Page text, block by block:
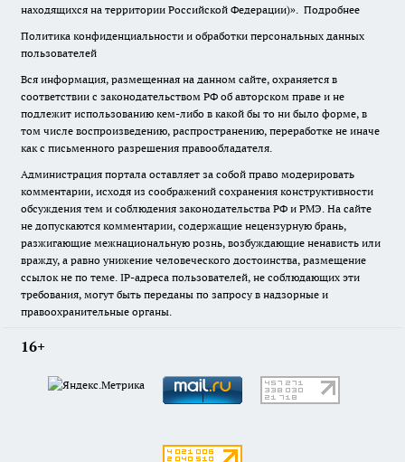
находящихся на территории Российской Федерации)». Подробнее
Политика конфиденциальности и обработки персональных данных
пользователей
Вся информация, размещенная на данном сайте, охраняется в
соответствии с законодательством РФ об авторском праве и не
подлежит использованию кем-либо в какой бы то ни было форме, в
том числе воспроизведению, распространению, переработке не иначе
как с письменного разрешения правообладателя.
Администрация портала оставляет за собой право модерировать
комментарии, исходя из соображений сохранения конструктивности
обсуждения тем и соблюдения законодательства РФ и РМЭ. На сайте
не допускаются комментарии, содержащие нецензурную брань,
разжигающие межнациональную рознь, возбуждающие ненависть или
вражду, а равно унижение человеческого достоинства, размещение
ссылок не по теме. IP-адреса пользователей, не соблюдающих эти
требования, могут быть переданы по запросу в надзорные и
правоохранительные органы.
16+